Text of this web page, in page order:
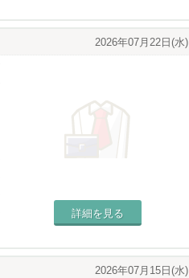
2026年07月22日(水)
詳細を見る
2026年07月15日(水)